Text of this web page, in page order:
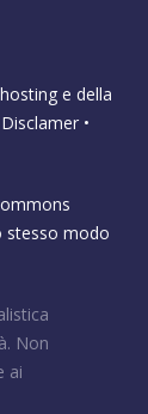
e della
Disclamer •
stesso modo
Non
ai